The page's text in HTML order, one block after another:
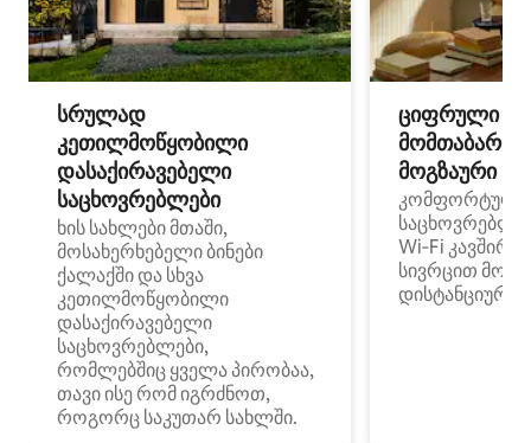
სრულად
კეთილმოწყობილი
დასაქირავებელი
საცხოვრებლები
ხის სახლები მთაში,
მოსახერხებელი ბინები
ქალაქში და სხვა
კეთილმოწყობილი
დასაქირავებელი
საცხოვრებლები,
რომლებშიც ყველა პირობაა,
თავი ისე რომ იგრძნოთ,
როგორც საკუთარ სახლში.
ციფრული
მოგზაური
კომფორტული
Wi‑Fi
სივრცით
დისტანციური